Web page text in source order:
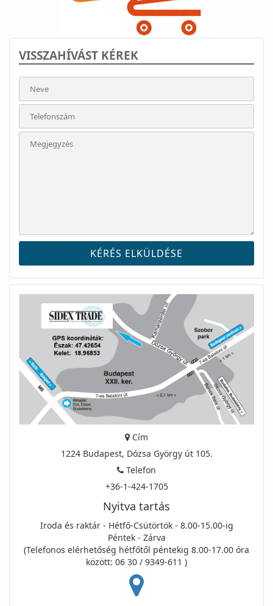
VISSZAHÍVÁST KÉREK
Cím
1224 Budapest, Dózsa György út 105.
Telefon
+36-1-424-1705
Nyitva tartás
Iroda és raktár - Hétfő-Csütörtök - 8.00-15.00-ig
Péntek - Zárva
(Telefonos elérhetőség hétfőtől péntekig 8.00-17.00 óra
között: 06 30 / 9349-611 )